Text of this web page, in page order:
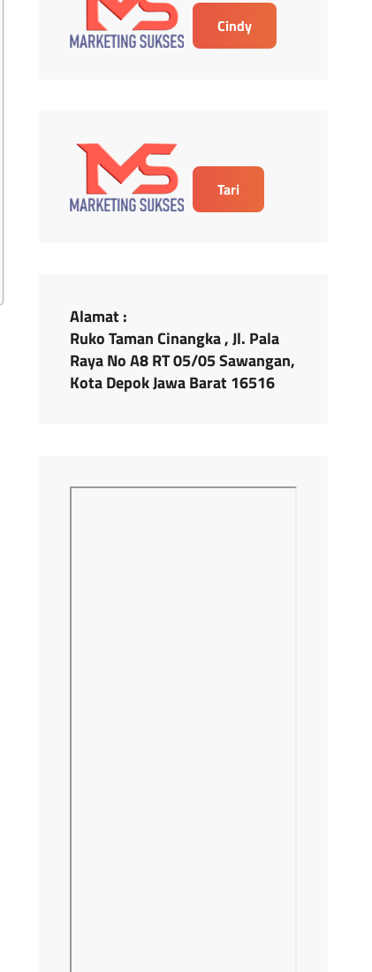
Cindy
Tari
Alamat :
Ruko Taman Cinangka , Jl. Pala
Raya No A8 RT 05/05 Sawangan,
Kota Depok Jawa Barat 16516